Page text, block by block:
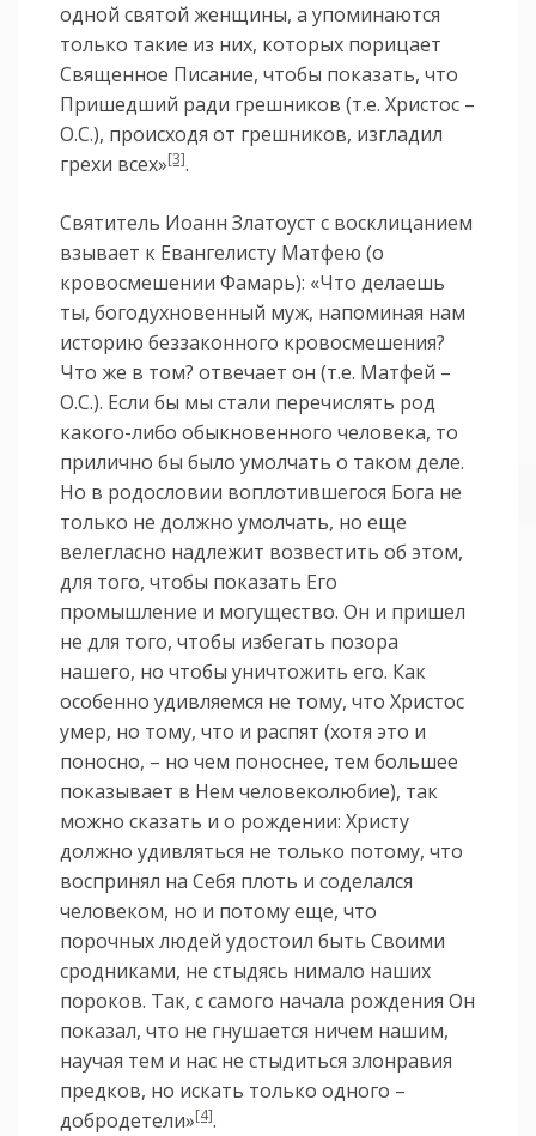
одной святой женщины, а упоминаются
только такие из них, которых порицает
Священное Писание, чтобы показать, что
Пришедший ради грешников (т.е. Христос –
О.С.), происходя от грешников, изгладил
грехи всех»[3].
Святитель Иоанн Златоуст с восклицанием
взывает к Евангелисту Матфею (о
кровосмешении Фамарь): «Что делаешь
ты, богодухновен­ный муж, напоминая нам
историю беззакон­ного кровосмешения?
Что же в том? отвечает он (т.е. Матфей –
О.С.). Если бы мы стали перечислять род
какого-либо обыкновен­ного человека, то
прилично бы было умолчать о таком деле.
Но в родословии воплотив­шегося Бога не
только не должно умолчать, но еще
велегласно надлежит возвестить об этом,
для того, чтобы показать Его
промышление и могуще­с­т­во. Он и пришел
не для того, чтобы избегать позора
нашего, но чтобы уничтожить его. Как
особен­но удивля­емся не тому, что Христос
умер, но тому, что и распят (хотя это и
поносно, – но чем поноснее, тем большее
показывает в Нем человеколюбие), так
можно сказать и о рождении: Христу
должно удивляться не только потому, что
воспринял на Себя плоть и соделал­ся
человеком, но и потому еще, что
порочных людей удосто­ил быть Сво­ими
сродниками, не стыдясь нимало наших
пороков. Так, с самого начала рождения Он
показал, что не гнушает­ся ничем нашим,
научая тем и нас не стыдиться злонравия
предков, но искать только одного –
добродетели»[4].